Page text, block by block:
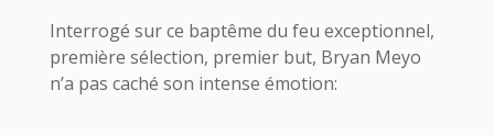
Interrogé sur ce baptême du feu exceptionnel,
première sélection, premier but, Bryan Meyo
n’a pas caché son intense émotion: